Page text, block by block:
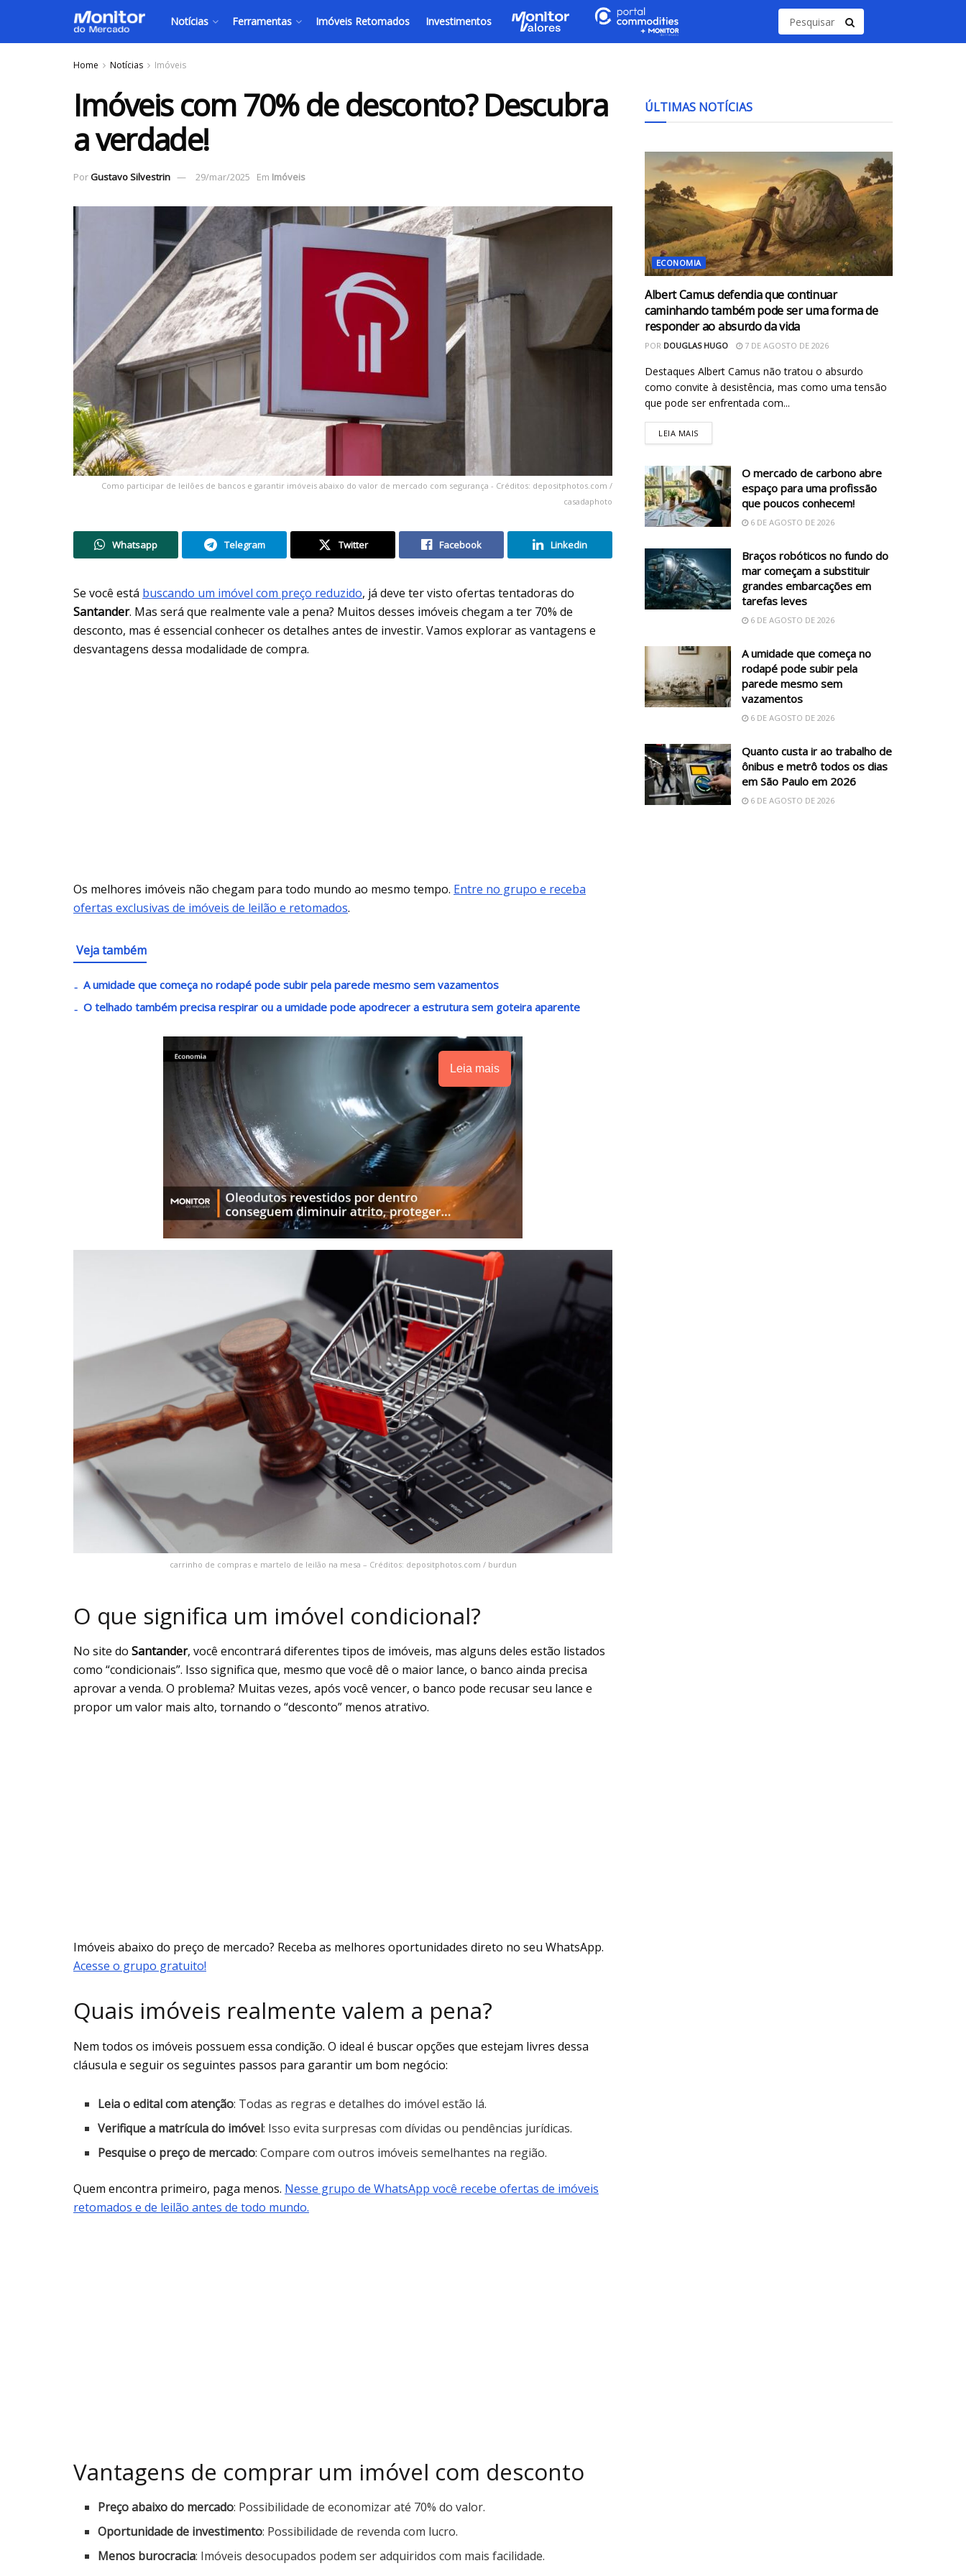
Notícias Ferramentas Imóveis Retomados Investimentos
Home Notícias Imóveis
Imóveis com 70% de desconto? Descubra
a verdade!
PorGustavo Silvestrin 29/mar/2025 Em Imóveis
Como participar de leilões de bancos e garantir imóveis abaixo do valor de mercado com segurança - Créditos: depositphotos.com /
casadaphoto
Whatsapp Telegram Twitter Facebook Linkedin
Se você está buscando um imóvel com preço reduzido, já deve ter visto ofertas tentadoras do
Santander. Mas será que realmente vale a pena? Muitos desses imóveis chegam a ter 70% de
desconto, mas é essencial conhecer os detalhes antes de investir. Vamos explorar as vantagens e
desvantagens dessa modalidade de compra.
Os melhores imóveis não chegam para todo mundo ao mesmo tempo. Entre no grupo e receba
ofertas exclusivas de imóveis de leilão e retomados.
Veja também
A umidade que começa no rodapé pode subir pela parede mesmo sem vazamentos
O telhado também precisa respirar ou a umidade pode apodrecer a estrutura sem goteira aparente
Leia mais
carrinho de compras e martelo de leilão na mesa – Créditos: depositphotos.com / burdun
O que significa um imóvel condicional?
No site do Santander, você encontrará diferentes tipos de imóveis, mas alguns deles estão listados
como “condicionais”. Isso significa que, mesmo que você dê o maior lance, o banco ainda precisa
aprovar a venda. O problema? Muitas vezes, após você vencer, o banco pode recusar seu lance e
propor um valor mais alto, tornando o “desconto” menos atrativo.
Imóveis abaixo do preço de mercado? Receba as melhores oportunidades direto no seu WhatsApp.
Acesse o grupo gratuito!
Quais imóveis realmente valem a pena?
Nem todos os imóveis possuem essa condição. O ideal é buscar opções que estejam livres dessa
cláusula e seguir os seguintes passos para garantir um bom negócio:
Leia o edital com atenção: Todas as regras e detalhes do imóvel estão lá.
Verifique a matrícula do imóvel: Isso evita surpresas com dívidas ou pendências jurídicas.
Pesquise o preço de mercado: Compare com outros imóveis semelhantes na região.
Quem encontra primeiro, paga menos. Nesse grupo de WhatsApp você recebe ofertas de imóveis
retomados e de leilão antes de todo mundo.
Vantagens de comprar um imóvel com desconto
Preço abaixo do mercado: Possibilidade de economizar até 70% do valor.
Oportunidade de investimento: Possibilidade de revenda com lucro.
Menos burocracia: Imóveis desocupados podem ser adquiridos com mais facilidade.
ÚLTIMAS NOTÍCIAS
ECONOMIA
Albert Camus defendia que continuar
caminhando também pode ser uma forma de
responder ao absurdo da vida
POR DOUGLAS HUGO 7 DE AGOSTO DE 2026
Destaques Albert Camus não tratou o absurdo
como convite à desistência, mas como uma tensão
que pode ser enfrentada com...
LEIA MAIS
O mercado de carbono abre
espaço para uma profissão
que poucos conhecem!
6 DE AGOSTO DE 2026
Braços robóticos no fundo do
mar começam a substituir
grandes embarcações em
tarefas leves
6 DE AGOSTO DE 2026
A umidade que começa no
rodapé pode subir pela
parede mesmo sem
vazamentos
6 DE AGOSTO DE 2026
Quanto custa ir ao trabalho de
ônibus e metrô todos os dias
em São Paulo em 2026
6 DE AGOSTO DE 2026